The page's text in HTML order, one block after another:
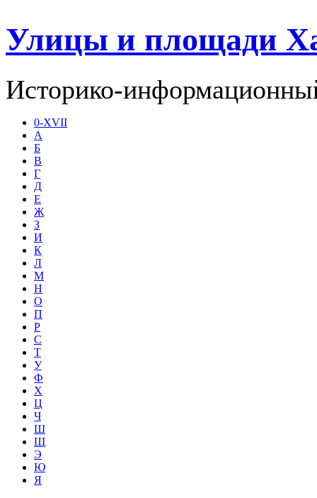
Улицы и площади
Историко-
0-XVII
А
Б
В
Г
Д
Е
Ж
З
И
К
Л
М
Н
О
П
Р
С
Т
У
Ф
Х
Ц
Ч
Ш
Щ
Э
Ю
Я